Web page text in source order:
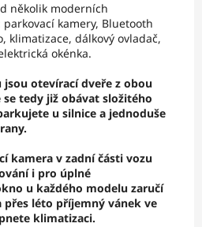
několik moderních
kamery, Bluetooth
klimatizace, dálkový ovladač,
okénka.
otevírací dveře z obou
tedy již obávat složitého
u silnice a jednoduše
kamera v zadní části vozu
i pro úplné
u každého modelu zaručí
léto příjemný vánek ve
klimatizaci.